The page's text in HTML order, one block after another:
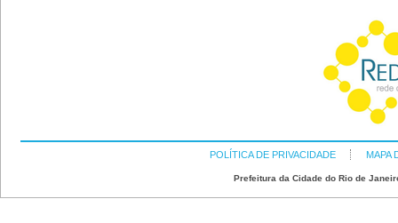
POLÍTICA DE PRIVACIDADE MAPA
Prefeitura da Cidade do Rio de